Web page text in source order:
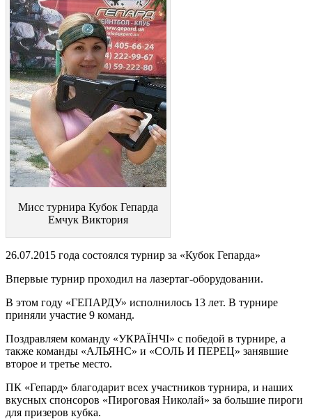
Мисс турнира Кубок Гепарда
Емчук Виктория
26.07.2015 года состоялся турнир за «Кубок Гепарда»
Впервые турнир проходил на лазертаг-оборудовании.
В этом году «ГЕПАРДУ» исполнилось 13 лет. В турнире
приняли участие 9 команд.
Поздравляем команду «УКРАЇНЧІ» с победой в турнире, а
также команды «АЛЬЯНС» и «СОЛЬ И ПЕРЕЦ» занявшие
второе и третье место.
ПК «Гепард» благодарит всех участников турнира, и наших
вкусных спонсоров «Пироговая Николай» за большие пироги
для призеров кубка.